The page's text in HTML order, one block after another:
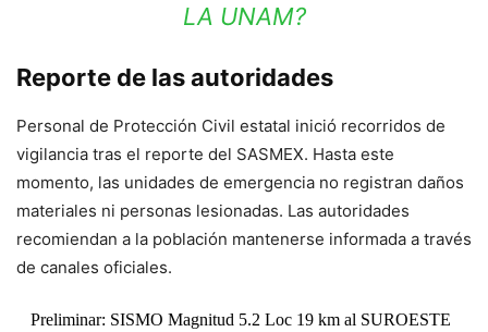
LA UNAM?
Reporte de las autoridades
Personal de Protección Civil estatal inició recorridos de
vigilancia tras el reporte del SASMEX. Hasta este
momento, las unidades de emergencia no registran daños
materiales ni personas lesionadas. Las autoridades
recomiendan a la población mantenerse informada a través
de canales oficiales.
Preliminar: SISMO Magnitud 5.2 Loc 19 km al SUROESTE